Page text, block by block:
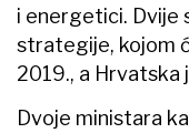
i energetici. Dvije
strategije, kojom
2019., a Hrvatska
Dvoje ministara